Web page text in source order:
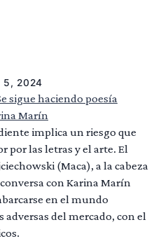
5, 2024
sigue haciendo poesía
Marín
implica un riesgo que
por las letras y el arte. El
(Maca), a la cabeza
con Karina Marín
en el mundo
adversas del mercado, con el